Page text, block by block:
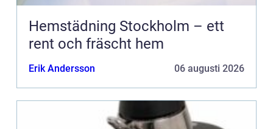
Hemstädning Stockholm – ett
rent och fräscht hem
Erik Andersson 06 augusti 2026